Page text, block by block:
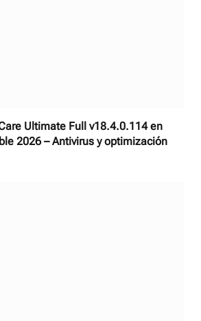
Ultimate Full v18.4.0.114 en
2026 – Antivirus y optimización